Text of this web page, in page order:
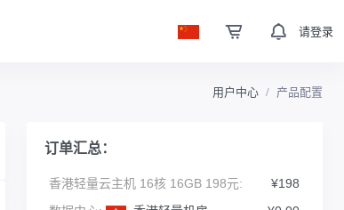
请登录
用户中心 产品配置
订单汇总：
香港轻量云主机 16核 16GB 198元:
¥198